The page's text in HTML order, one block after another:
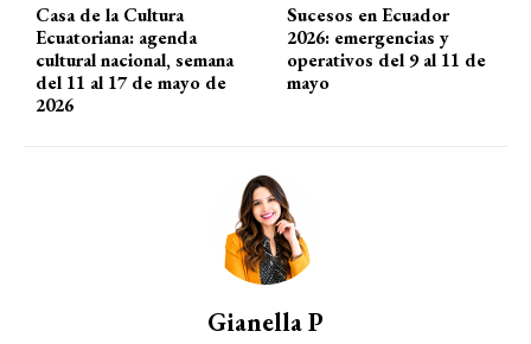
Casa de la Cultura
Ecuatoriana: agenda
cultural nacional, semana
del 11 al 17 de mayo de
2026
Sucesos en Ecuador
2026: emergencias y
operativos del 9 al 11 de
mayo
Gianella P